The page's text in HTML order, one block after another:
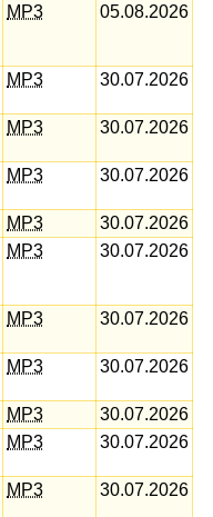
MP3 05.08.2026
MP3 30.07.2026
MP3 30.07.2026
MP3 30.07.2026
MP3
30.07.2026
MP3 30.07.2026
MP3 30.07.2026
MP3 30.07.2026
MP3
30.07.2026
MP3 30.07.2026
MP3 30.07.2026